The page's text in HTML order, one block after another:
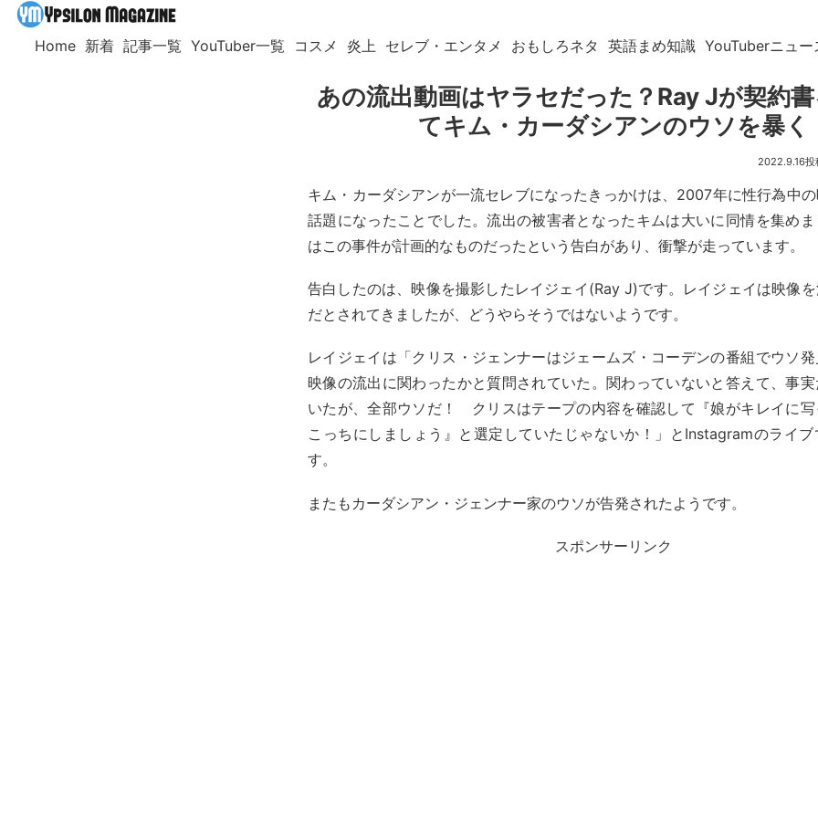
Home 新着 記事一覧 YouTuber一覧 コスメ 炎上 セレブ・エンタメ おもしろネタ 英語まめ知識 YouTuberニュー
あの流出動画はヤラセだった？Ray Jが契約
てキム・カーダシアンのウソを暴く
2022.9.16
キム・カーダシアンが一流セレブになったきっかけは、2007年に性行為中の
話題になったことでした。流出の被害者となったキムは大いに同情を集め
はこの事件が計画的なものだったという告白があり、衝撃が走っています。
告白したのは、映像を撮影したレイジェイ(Ray J)です。レイジェイは映像
だとされてきましたが、どうやらそうではないようです。
レイジェイは「クリス・ジェンナーはジェームズ・コーデンの番組でウソ
映像の流出に関わったかと質問されていた。関わっていないと答えて、事
いたが、全部ウソだ！ クリスはテープの内容を確認して『娘がキレイに写
こっちにしましょう』と選定していたじゃないか！」とInstagramのライブ
す。
またもカーダシアン・ジェンナー家のウソが告発されたようです。
スポンサーリンク